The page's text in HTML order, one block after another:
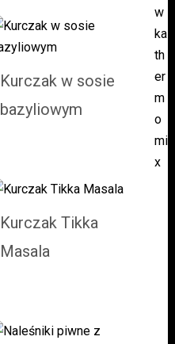
Kurczak w sosie
bazyliowym
Kurczak Tikka
Masala
w
ka
th
er
m
o
mi
x